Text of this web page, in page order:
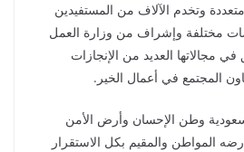
وتخدم الآلاف من المستفيدين
مختلفة وإشراف من وزارة العمل
في مجالاتها العديد من الإنجازات
المجتمع في أعمال الخير.
وطن الإحسان وأرض الأمن
المواطن والمقيم بكل الاستقرار